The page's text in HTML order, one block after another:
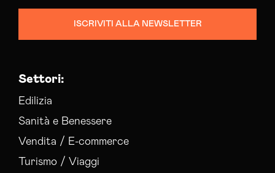
Gestione Campagne Google Ads Catanzaro
Gestione Social Media Catanzaro
Social Media Advertising Catanzaro
Sviluppo Ecommerce Catanzaro
ISCRIVITI ALLA NEWSLETTER
Settori:
Edilizia
Sanità e Benessere
Vendita / E-commerce
Turismo / Viaggi